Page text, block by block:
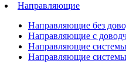
Направляющие
Направляющие без
Направляющие с
Направляющие системы
Направляющие